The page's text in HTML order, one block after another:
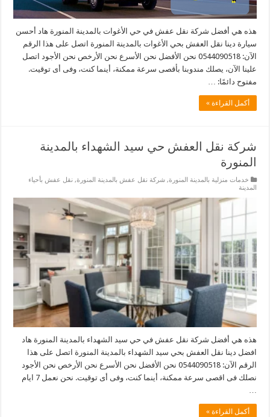
هذه هي أفضل شركة نقل عفش في حي الأغوات بالمدينة المنورة هاد أحسن
سيارة دينا نقل العفش بحي الأغوات بالمدينة المنورة اتصل على هذا الرقم
الآن: 0544090518 نحن الأفضل نحن الأسرع نحن الأرخص نحن الأجود اتصل
علينا الآن، يصلك مندوبنا بأقصى سرعة ممكنة، أينما كنت، وفى أى توقيت.
مفتوح دائمًا: …
أكمل القراءة »
شركة نقل العفش حي سيد الشهداء بالمدينة
المنورة
خدمات منزلية بالمدينة المنورة,شركة نقل عفش بالمدينة المنورة, نقل عفش بأحياء
المدينة
هذه هي أفضل شركة نقل عفش في حي سيد الشهداء بالمدينة المنورة هاد
افضل دينا نقل العفش بحي سيد الشهداء بالمدينة المنورة اتصل على هذا
الرقم الآن: 0544090518 نحن الأفضل نحن الأسرع نحن الأرخص نحن الأجود
نصلك فى اقصى سرعة ممكنة، أينما كنت، وفى أى توقيت. نحن نعمل 7 ايام
…
أكمل القراءة »